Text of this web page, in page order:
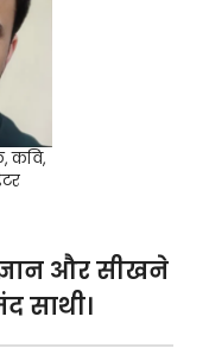
कवि,
और सीखने
साथी।